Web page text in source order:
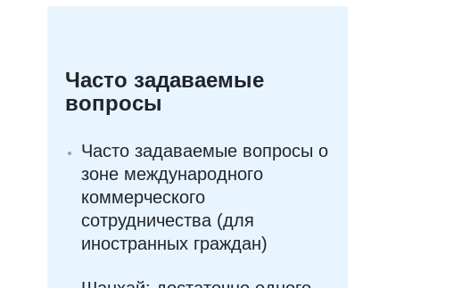
Часто задаваемые
вопросы
Часто задаваемые вопросы о
зоне международного
коммерческого
сотрудничества (для
иностранных граждан)